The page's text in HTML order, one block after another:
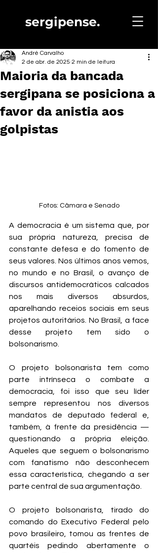
sergipense.
Maioria da bancada
sergipana se posiciona a
favor da anistia aos
golpistas
André Carvalho
2 de abr. de 2025 2 min de leitura
Fotos: Câmara e Senado
A democracia é um sistema que, por
sua própria natureza, precisa de
constante defesa e do fomento de
seus valores. Nos últimos anos vemos,
no mundo e no Brasil, o avanço de
discursos antidemocráticos calcados
nos mais diversos absurdos,
aparelhando receios sociais em seus
projetos autoritários. No Brasil, a face
desse projeto tem sido o
bolsonarismo.
O projeto bolsonarista tem como
parte intrínseca o combate a
democracia, foi isso que seu líder
sempre representou nos diversos
mandatos de deputado federal e,
também, à frente da presidência —
questionando a própria eleição.
Aqueles que seguem o bolsonarismo
com fanatismo não desconhecem
essa característica, chegando a ser
parte central de sua argumentação.
O projeto bolsonarista, tirado do
comando do Executivo Federal pelo
povo brasileiro, tomou as frentes de
quartéis pedindo abertamente o